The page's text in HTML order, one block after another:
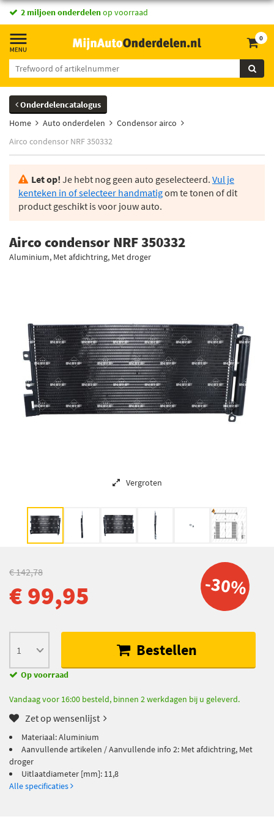
2 miljoen onderdelenop voorraad
0
Onderdelencatalogus
Home
Auto onderdelen
Condensor airco
Airco condensor NRF 350332
Let op! Je hebt nog geen auto geselecteerd. Vul je
kenteken in of selecteer handmatigom te tonen of dit
product geschikt is voor jouw auto.
Airco condensor NRF 350332
Aluminium, Met afdichtring, Met droger
Vergroten
-30%
€ 142,78
€ 99,95
Bestellen
Op voorraad
Vandaag voor 16:00 besteld, binnen 2 werkdagen bij u geleverd.
Zet op wensenlijst
Materiaal: Aluminium
Aanvullende artikelen / Aanvullende info 2: Met afdichtring, Met
droger
Uitlaatdiameter [mm]: 11,8
Alle specificaties